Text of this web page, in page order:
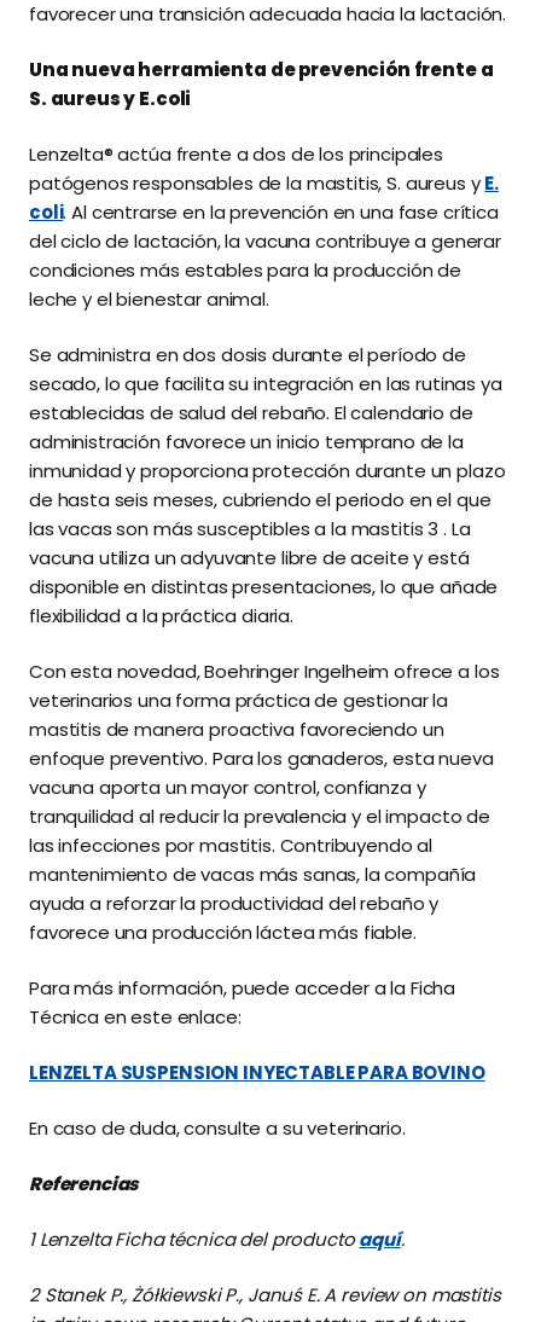
favorecer una transición adecuada hacia la lactación.
Una nueva herramienta de prevención frente a
S. aureus y E.coli
Lenzelta® actúa frente a dos de los principales
patógenos responsables de la mastitis, S. aureus yE.
coli. Al centrarse en la prevención en una fase crítica
del ciclo de lactación, la vacuna contribuye a generar
condiciones más estables para la producción de
leche y el bienestar animal.
Se administra en dos dosis durante el período de
secado, lo que facilita su integración en las rutinas ya
establecidas de salud del rebaño. El calendario de
administración favorece un inicio temprano de la
inmunidad y proporciona protección durante un plazo
de hasta seis meses, cubriendo el periodo en el que
las vacas son más susceptibles a la mastitis 3 . La
vacuna utiliza un adyuvante libre de aceite y está
disponible en distintas presentaciones, lo que añade
flexibilidad a la práctica diaria.
Con esta novedad, Boehringer Ingelheim ofrece a los
veterinarios una forma práctica de gestionar la
mastitis de manera proactiva favoreciendo un
enfoque preventivo. Para los ganaderos, esta nueva
vacuna aporta un mayor control, confianza y
tranquilidad al reducir la prevalencia y el impacto de
las infecciones por mastitis. Contribuyendo al
mantenimiento de vacas más sanas, la compañía
ayuda a reforzar la productividad del rebaño y
favorece una producción láctea más fiable.
Para más información, puede acceder a la Ficha
Técnica en este enlace:
LENZELTA SUSPENSION INYECTABLE PARA BOVINO
En caso de duda, consulte a su veterinario.
Referencias
1 Lenzelta Ficha técnica del productoaquí.
2 Stanek P., Żółkiewski P., Januś E. A review on mastitis